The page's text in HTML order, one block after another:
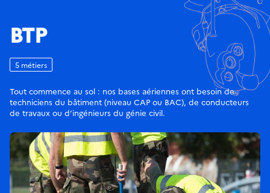
BTP
5 métiers
Tout commence au sol : nos bases aériennes ont besoin de
techniciens du bâtiment (niveau CAP ou BAC), de conducteurs
de travaux ou d’ingénieurs du génie civil.